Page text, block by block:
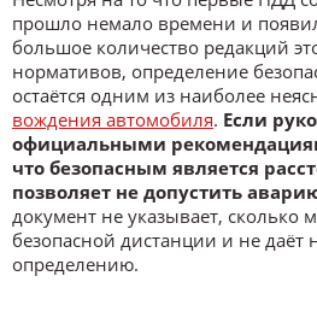
прошло немало времени и
большое количество редакций
нормативов, определение
остаётся одним из наиболее
вождения автомобиля. Если
официальными
что безопасным является
позволяет не допустить
документ не указывает, сколько
безопасной дистанции и не даёт
определению.